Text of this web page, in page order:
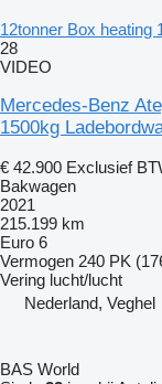
12tonner Box heating
28
VIDEO
Mercedes-Benz
1500kg
€ 42.900 Exclusief
Bakwagen
2021
215.199 km
Euro 6
Vermogen 240 PK
Vering lucht/lucht
Nederland, Veghel
BAS World